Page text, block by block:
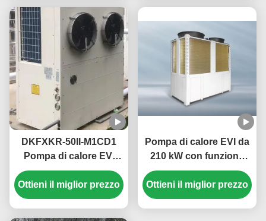
DKFXKR-50II-M1CD1
Pompa di calore EVI
inverter con refrigerante
R410A 35,5 kW di
raffreddamento e
Ottieni il miglior prezzo
Pompa di calore EVI da
210 kW con funzione
antigelo per acqua
calda commerciale nelle
scuole
Ottieni il miglior prezzo